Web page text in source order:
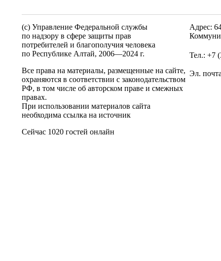
(c) Управление Федеральной службы
по надзору в сфере защиты прав
потребителей и благополучия человека
по Республике Алтай, 2006—2024 г.
Все права на материалы, размещенные на сайте,
охраняются в соответствии с законодательством
РФ, в том числе об авторском праве и смежных
правах.
При использовании материалов сайта
необходима ссылка на источник
Сейчас 1020 гостей онлайн
Адрес:
Тел.: +7
Эл.